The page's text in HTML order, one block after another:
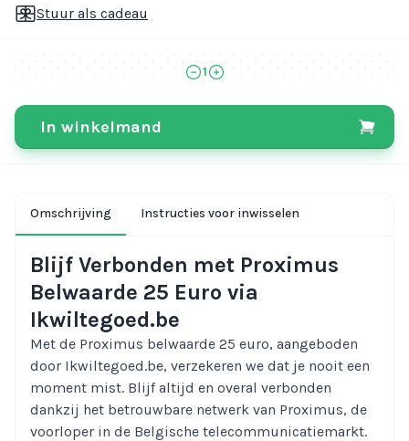
Stuur als cadeau
1
In winkelmand
Omschrijving Instructies voor inwisselen
Blijf Verbonden met Proximus
Belwaarde 25 Euro via
Ikwiltegoed.be
Met de Proximus belwaarde 25 euro, aangeboden
door Ikwiltegoed.be, verzekeren we dat je nooit een
moment mist. Blijf altijd en overal verbonden
dankzij het betrouwbare netwerk van Proximus, de
voorloper in de Belgische telecommunicatiemarkt.